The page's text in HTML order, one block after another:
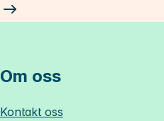
Om oss
Kontakt oss